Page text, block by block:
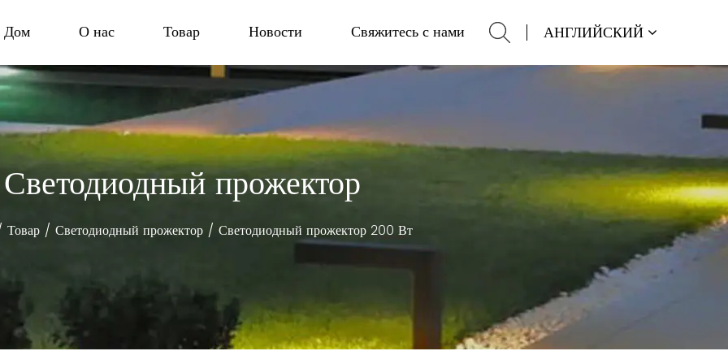
Дом О нас Товар Новости Свяжитесь с нами АНГЛИЙСКИЙ
Светодиодный прожектор
Товар/ Светодиодный прожектор/ Светодиодный прожектор 200 Вт